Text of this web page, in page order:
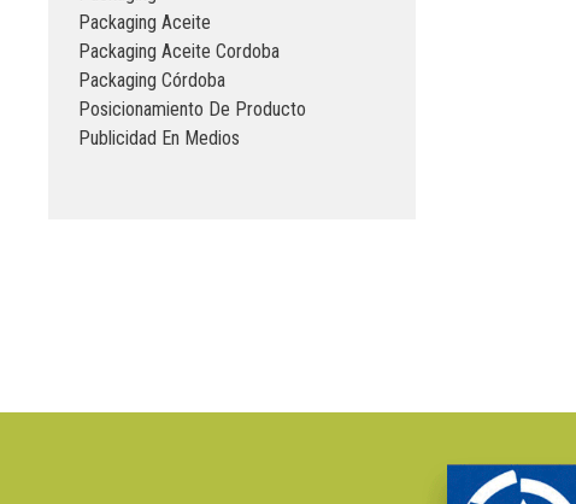
Packaging Aceite
Packaging Aceite Cordoba
Packaging Córdoba
Posicionamiento De Producto
Publicidad En Medios